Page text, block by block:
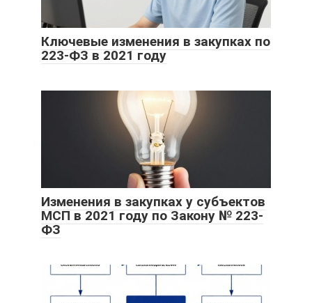
Ключевые изменения в закупках по
223-ФЗ в 2021 году
Изменения в закупках у субъектов
МСП в 2021 году по Закону № 223-
ФЗ